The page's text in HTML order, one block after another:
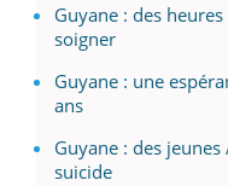
Guyane : des
soigner
Guyane : une
ans
Guyane : des
suicide